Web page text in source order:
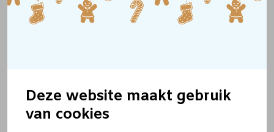
Deze website maakt gebruik
van cookies